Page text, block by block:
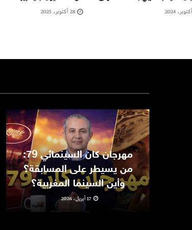
28 أكتوبر، 2025
مهرجان كان السينمائي 79:
من يسيطر على المسابقة؟
وأين السينما المغربية؟
17 أبريل، 2026